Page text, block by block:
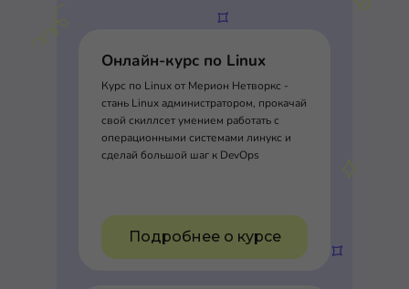
Онлайн-курс по Linux
Курс по Linux от Мерион Нетворкс -
стань Linux администратором, прокачай
свой скиллсет умением работать с
операционными системами линукс и
сделай большой шаг к DevOps
Подробнее о курсе